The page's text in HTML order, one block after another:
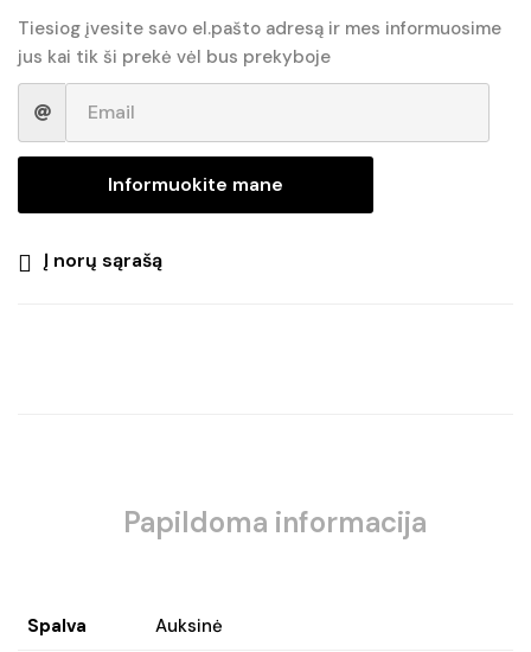
€24.20.
€18.65.
Tiesiog įvesite savo el.pašto adresą ir mes informuosime
jus kai tik ši prekė vėl bus prekyboje
Informuokite mane
Į norų sąrašą
Papildoma informacija
Spalva Auksinė